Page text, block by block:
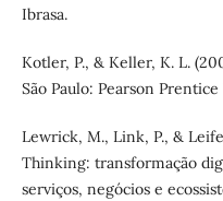
Ibrasa.
Kotler, P., & Keller, K. L.
São Paulo: Pearson
Lewrick, M., Link, P., &
Thinking: transformação
serviços, negócios e